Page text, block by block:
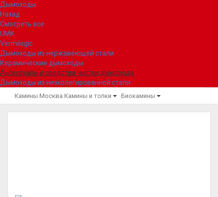
Дымоходы
Назад
Смотреть все
UMK
Vermilogic
Дымоходы из нержавеющей стали
Керамические дымоходы
Аксессуары и средства чистки дымохода
Дымоходы из низколегированной стали
Камины Москва Камины и топки Биокамины